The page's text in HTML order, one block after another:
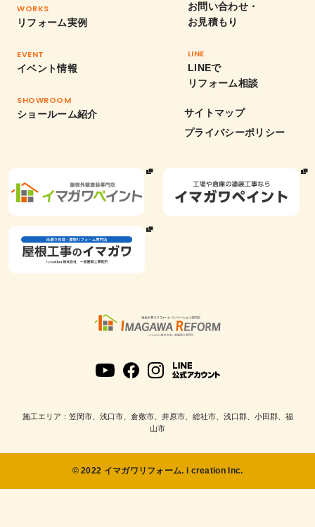
WORKS
リフォーム実例
EVENT
イベント情報
SHOWROOM
ショールーム紹介
お問い合わせ・
お見積もり
LINE
LINEで
リフォーム相談
サイトマップ
プライバシーポリシー
施工エリア：笠岡市、浅口市、倉敷市、井原市、総社市、浅口郡、小田郡、福
山市
© 2022 イマガワリフォーム. i creation Inc.